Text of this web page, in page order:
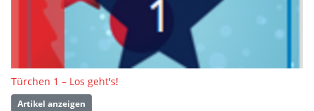
Türchen 1 – Los geht's!
Artikel anzeigen